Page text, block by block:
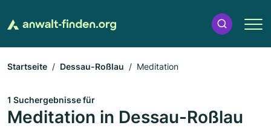
Startseite Dessau-Roßlau Meditation
1 Suchergebnisse für
Meditation in Dessau-Roßlau